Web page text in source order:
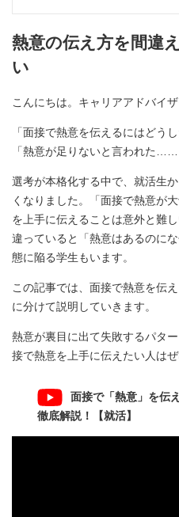
熱意の伝え方を間違
い
こんにちは。キャリアアドバイザ
「面接で熱意を伝えるにはどう
「熱意が足りないと言われた……
選考が本格化する中で、就活生
くなりました。「面接で熱意が
を上手に伝えることは意外と難
違っていると「熱意はあるのに
態に陥る学生もいます。
この記事では、面接で熱意を伝
に分けて説明していきます。
熱意が裏目に出て失敗するパタ
接で熱意を上手に伝えたい人は
面接で「熱意」を伝
徹底解説！【就活】